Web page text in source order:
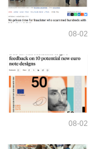
08-02
08-02